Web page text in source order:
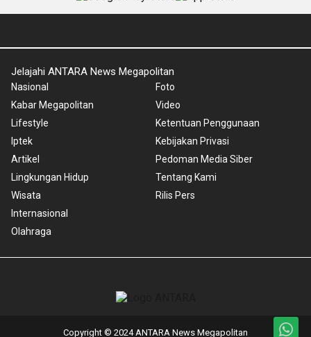
Jelajahi ANTARA News Megapolitan
Nasional
Kabar Megapolitan
Lifestyle
Iptek
Artikel
Lingkungan Hidup
Wisata
Internasional
Olahraga
Foto
Video
Ketentuan Penggunaan
Kebijakan Privasi
Pedoman Media Siber
Tentang Kami
Rilis Pers
Copyright © 2024 ANTARA News Megapolitan